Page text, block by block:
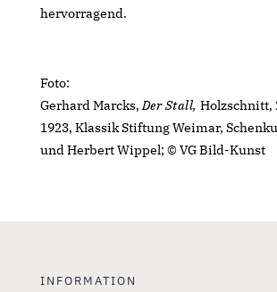
hervorragend.
Foto:
Gerhard Marcks, Der Stall, Holzschnitt,
1923, Klassik Stiftung Weimar,
und Herbert Wippel; © VG Bild-Kunst
INFORMATION